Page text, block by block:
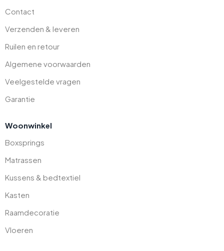
Contact
Verzenden & leveren
Ruilen en retour
Algemene voorwaarden
Veelgestelde vragen
Garantie
Woonwinkel
Boxsprings
Matrassen
Kussens & bedtextiel
Kasten
Raamdecoratie
Vloeren